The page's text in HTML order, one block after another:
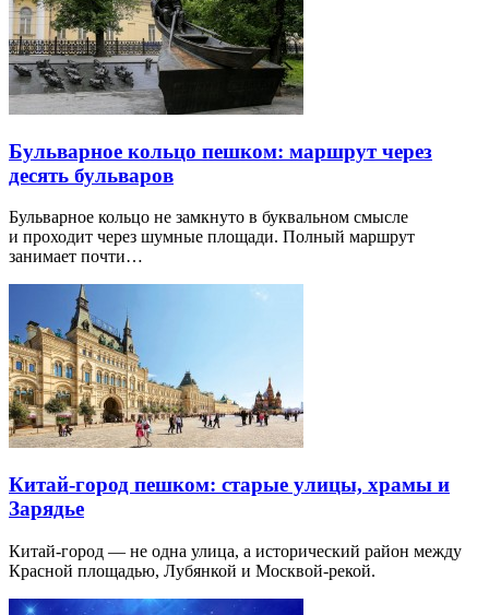
Бульварное кольцо пешком: маршрут через
десять бульваров
Бульварное кольцо не замкнуто в буквальном смысле
и проходит через шумные площади. Полный маршрут
занимает почти…
Китай-город пешком: старые улицы, храмы и
Зарядье
Китай-город — не одна улица, а исторический район между
Красной площадью, Лубянкой и Москвой-рекой.